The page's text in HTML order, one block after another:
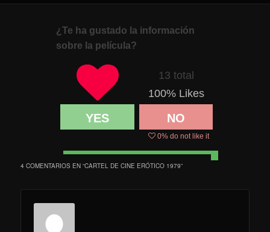
¿Te ha gustado la información
sobre la película?
13 total
100% Likes
YES NO
0% do not like it
4 COMENTARIOS EN “CARTEL DE CINE ERÓTICO 1979”